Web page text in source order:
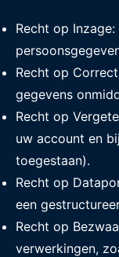
Recht op
Recht op
gegevens
Recht op
uw account en
toegestaan).
Recht op
een
Recht op
verwerkingen,